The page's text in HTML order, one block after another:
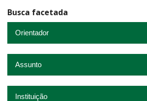
Busca facetada
Orientador
Assunto
Instituição